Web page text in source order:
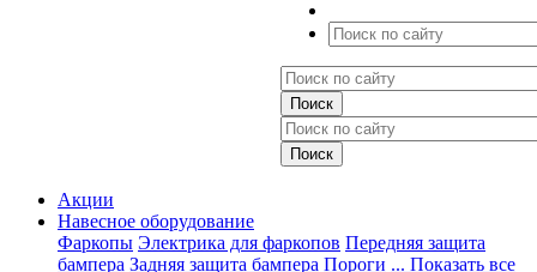
Акции
Навесное оборудование
Фаркопы Электрика для фаркопов Передняя защита
бампера Задняя защита бампера Пороги ... Показать все